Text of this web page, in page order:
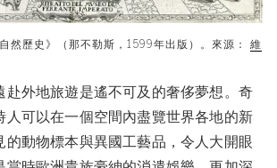
然歷史》（那不勒斯，1599年出版）。來源：
維
赴外地旅遊是遙不可及的奢侈夢想。奇
人可以在一個空間內盡覽世界各地的新
的動物標本與異國工藝品，令人大開眼